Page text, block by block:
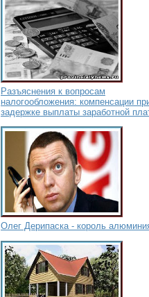
Разъяснения к вопросам
налогообложения: компенсации
задержке выплаты заработной
Олег Дерипаска - король